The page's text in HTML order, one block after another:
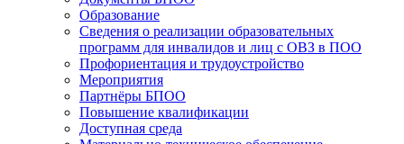
Образование
Сведения о реализации образовательных
программ для инвалидов и лиц с ОВЗ в ПОО
Профориентация и трудоустройство
Мероприятия
Партнёры БПОО
Повышение квалификации
Доступная среда